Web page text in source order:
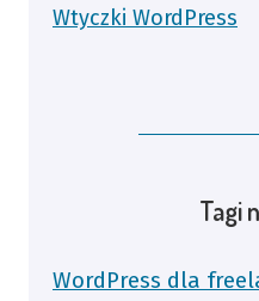
Wtyczki WordPress
Tagi
WordPress dla